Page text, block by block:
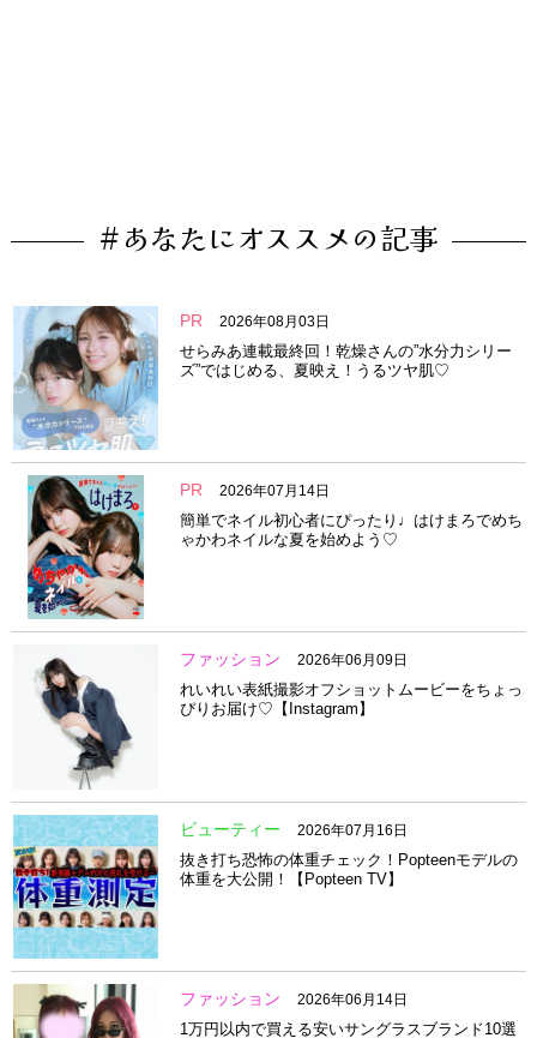
#あなたにオススメの記事
PR 2026年08月03日
せらみあ連載最終回！乾燥さんの”水分力シリー
ズ”ではじめる、夏映え！うるツヤ肌♡
PR 2026年07月14日
簡単でネイル初心者にぴったり♩はけまろでめち
ゃかわネイルな夏を始めよう♡
ファッション 2026年06月09日
れいれい表紙撮影オフショットムービーをちょっ
ぴりお届け♡【Instagram】
ビューティー 2026年07月16日
抜き打ち恐怖の体重チェック！Popteenモデルの
体重を大公開！【Popteen TV】
ファッション 2026年06月14日
1万円以内で買える安いサングラスブランド10選